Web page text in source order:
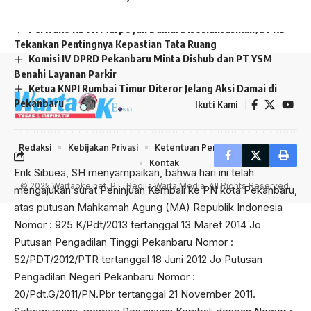
Tekankan Pentingnya Kepastian Tata Ruang
Komisi IV DPRD Pekanbaru Minta Dishub dan PT YSM
Benahi Layanan Parkir
Ketua KNPI Rumbai Timur Diteror Jelang Aksi Damai di
Pekanbaru
20/Pdt.G/2011/PN.Pbr tertanggal 21 November 2011.
Sebagaimana, memori Peninjauan Kembali dengan Nomor :
29/ESP-LO/MPK/III/2021, tertanggal 29 Maret 2021 yang
telah diterima dan teregister pada Kepaniteraan Pengadilan
Negeri Pekanbaru tertanggal 29 Maret 2021.
” Dasar Pengajuan Peninjauan kembali ini, dikarenakan
Dimana, diantaranya “ terdapat suatu kekhilafan Hakim atau
suatu kekeliruan yang nyata ” dalam pengertian
menerapkan hukum terhadap pembuktian ”. Sampaikan
Erick kepada wartaoke.net
Lanjutnya, surat peninjauan kembali ini juga, atas ditemukan
” Novum “ atau bukti baru terhadap dasar surat Termohon.
Dimana, peninjauan kembali dalam penerbitannya SHM
No.738 sebagaimana Perubahaan SHM No.1772 ( Budi
Gunawan ). dimana Surat Keterangan Ganti Rugi (SKGR)
Ikuti Kami
© 2025 Wartaoke.net. PT. Redila Warta Media. All Rights Reserved.
Redaksi Kebijakan Privasi Ketentuan Penggunaan
Iklan
Kontak